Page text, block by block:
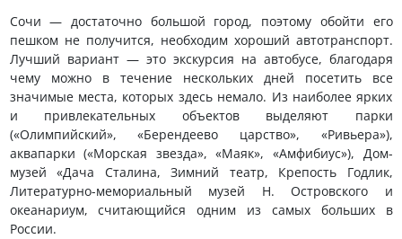
Сочи — достаточно большой город, поэтому обойти его
пешком не получится, необходим хороший автотранспорт.
Лучший вариант — это экскурсия на автобусе, благодаря
чему можно в течение нескольких дней посетить все
значимые места, которых здесь немало. Из наиболее ярких
и привлекательных объектов выделяют парки
(«Олимпийский», «Берендеево царство», «Ривьера»),
аквапарки («Морская звезда», «Маяк», «Амфибиус»), Дом-
музей «Дача Сталина, Зимний театр, Крепость Годлик,
Литературно-мемориальный музей Н. Островского и
океанариум, считающийся одним из самых больших в
России.